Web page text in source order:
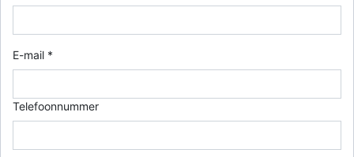
E-mail *
Telefoonnummer